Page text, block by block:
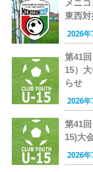
メニ
東西
2026
第41
15）
らせ
2026
第41
15)大
2026